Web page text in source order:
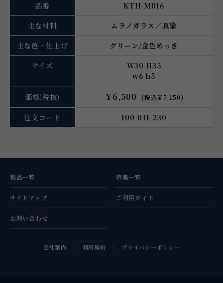
品番
KTH-M016
主な材料
ムラノガラス／真鍮
主な色・仕上げ
グリーン/金色めっき
サイズ
W30 H35
w6 h5
価格(税抜) ￥6,500 (税込￥7,150)
注文コード 100-011-230
製品一覧 特集一覧
サイトマップ ご利用ガイド
お問い合わせ
会社案内 利用規約 プライバシーポリシー